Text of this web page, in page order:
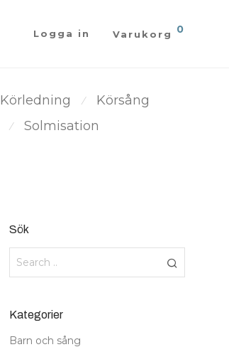
Logga in Varukorg 0
Körledning ⁄ Körsång
⁄ Solmisation
Sök
Kategorier
Barn och sång